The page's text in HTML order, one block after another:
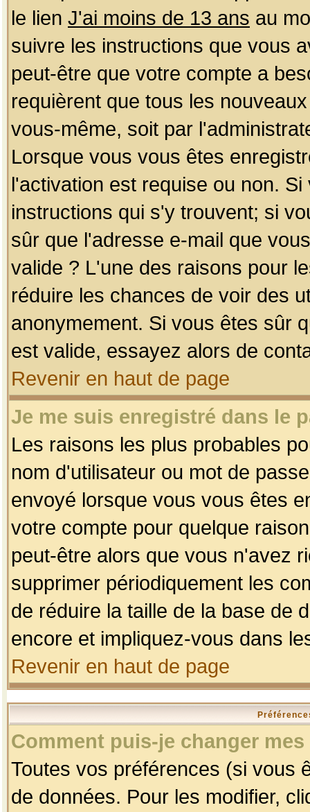
le lien J'ai moins de 13 ans au
suivre les instructions que vous
peut-être que votre compte a
requièrent que tous les
vous-même, soit par
Lorsque vous vous êtes
l'activation est requise ou non.
instructions qui s'y trouvent; si
sûr que l'adresse e-mail que
valide ? L'une des raisons pour
réduire les chances de voir des
anonymement. Si vous êtes sûr
est valide, essayez alors de
Revenir en haut de page
Je me suis enregistré dans le
Les raisons les plus probables
nom d'utilisateur ou mot de
envoyé lorsque vous vous êtes
votre compte pour quelque
peut-être alors que vous n'avez
supprimer périodiquement les
de réduire la taille de la base de
encore et impliquez-vous dans
Revenir en haut de page
Comment puis-je changer
Toutes vos préférences (si vous
de données. Pour les modifier,